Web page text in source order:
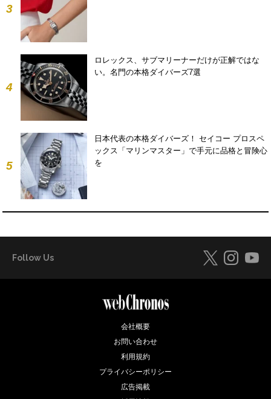
3
4
ロレックス、サブマリーナーだけが正解ではな
い。名門の本格ダイバーズ7選
5
日本代表の本格ダイバーズ！ セイコー プロスペ
ックス「マリンマスター」で手元に品格と冒険心
を
Follow Us
会社概要
お問い合わせ
利用規約
プライバシーポリシー
広告掲載